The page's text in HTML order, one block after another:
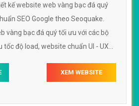
kế website web vàng bạc đá quý
SEO Google theo Seoquake.
vàng bạc đá quý tối ưu với các bộ
độ load, website chuẩn UI - UX
XEM WEBSITE